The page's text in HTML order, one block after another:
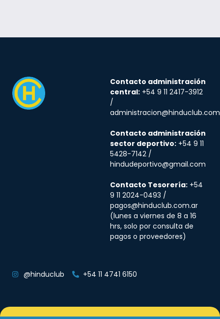
Contacto administración
central: +54 9 11 2417-3912
/
Contacto administración
sector deportivo: +54 9 11
5428-7142 /
hindudeportivo@gmail.com
Contacto Tesorería: +54
9 11 2024-0493 /
pagos@hinduclub.com.ar
(lunes a viernes de 8 a 16
hrs, solo por consulta de
pagos o proveedores)
@hinduclub +54 11 4741 6150